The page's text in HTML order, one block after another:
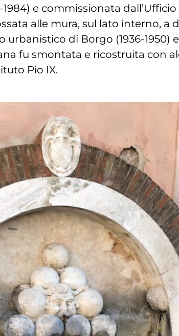
e commissionata
alle mura, sul lato interno, a
urbanistico di Borgo (1936-1950)
fu smontata e ricostruita con
Pio IX.